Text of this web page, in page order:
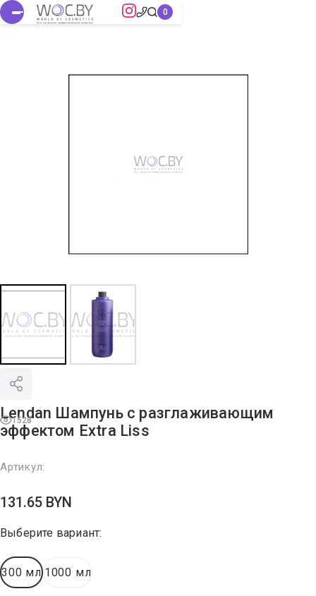
1528
Lendan Шампунь с разглаживающим
эффектом Extra Liss
Артикул:
131.65 BYN
Выберите вариант:
300 мл 1000 мл